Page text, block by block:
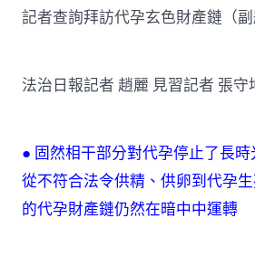
記者查詢拜訪代孕玄色財產鏈（副
法治日報記者 趙麗 見習記者 張守
● 固然相干部分對代孕停止了長
從不符合法令供精、供卵到代孕
的代孕財產鏈仍然在暗中中運轉